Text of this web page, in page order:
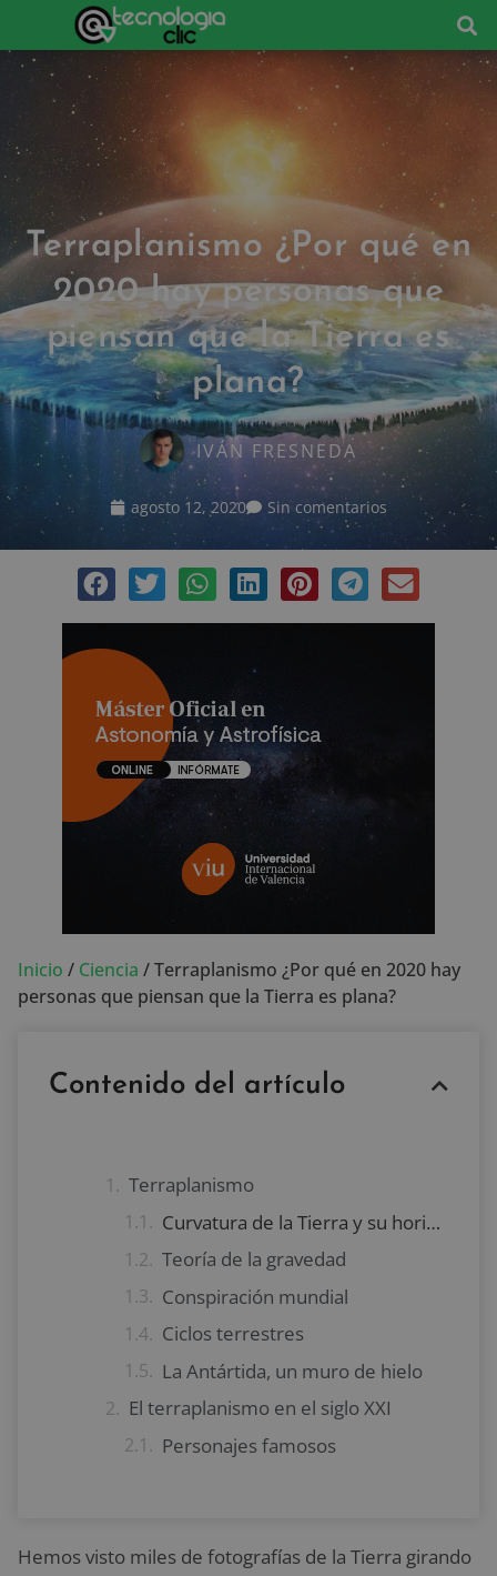
Terraplanismo ¿Por qué en
2020 hay personas que
piensan que la Tierra es
plana?
IVÁN FRESNEDA
agosto 12, 2020 Sin comentarios
Inicio / Ciencia /Terraplanismo ¿Por qué en 2020 hay
personas que piensan que la Tierra es plana?
Contenido del artículo
Terraplanismo
Curvatura de la Tierra y su horizonte
Teoría de la gravedad
Conspiración mundial
Ciclos terrestres
La Antártida, un muro de hielo
El terraplanismo en el siglo XXI
Personajes famosos
Hemos visto miles de fotografías de la Tierra girando